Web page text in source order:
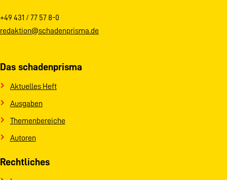
+49 431 / 77 57 8-0
redaktion@schadenprisma.de
Das schadenprisma
Aktuelles Heft
Ausgaben
Themenbereiche
Autoren
Rechtliches